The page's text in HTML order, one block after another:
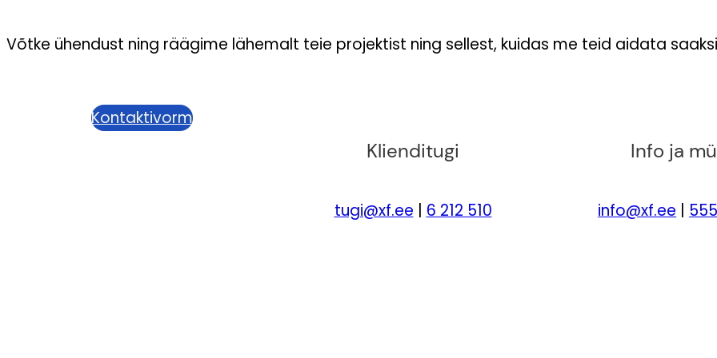
Võtke ühendust ning räägime lähemalt teie projektist ning sellest, kuidas me teid aidata
Kontaktivorm
Klienditugi
tugi@xf.ee|6 212 510
Info ja
info@xf.ee|